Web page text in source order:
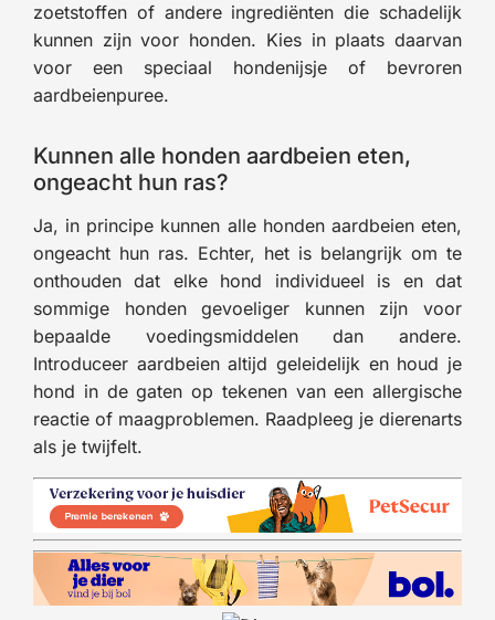
zoetstoffen of andere ingrediënten die schadelijk
kunnen zijn voor honden. Kies in plaats daarvan
voor een speciaal hondenijsje of bevroren
aardbeienpuree.
Kunnen alle honden aardbeien eten,
ongeacht hun ras?
Ja, in principe kunnen alle honden aardbeien eten,
ongeacht hun ras. Echter, het is belangrijk om te
onthouden dat elke hond individueel is en dat
sommige honden gevoeliger kunnen zijn voor
bepaalde voedingsmiddelen dan andere.
Introduceer aardbeien altijd geleidelijk en houd je
hond in de gaten op tekenen van een allergische
reactie of maagproblemen. Raadpleeg je dierenarts
als je twijfelt.